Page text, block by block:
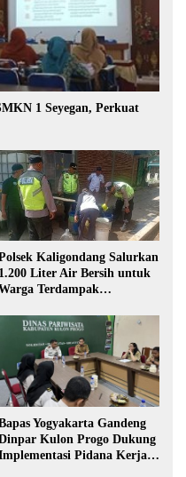
1 Seyegan, Perkuat
Kaligondang Salurkan
1.200 Liter Air Bersih untuk
Terdampak
Yogyakarta Gandeng
Kulon Progo Dukung
Pidana Kerja